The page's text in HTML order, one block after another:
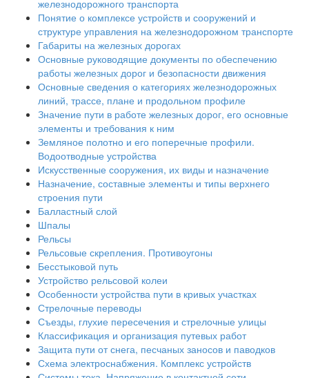
железнодорожного транспорта
Понятие о комплексе устройств и сооружений и
структуре управления на железнодорожном транспорте
Габариты на железных дорогах
Основные руководящие документы по обеспечению
работы железных дорог и безопасности движения
Основные сведения о категориях железнодорожных
линий, трассе, плане и продольном профиле
Значение пути в работе железных дорог, его основные
элементы и требования к ним
Земляное полотно и его поперечные профили.
Водоотводные устройства
Искусственные сооружения, их виды и назначение
Назначение, составные элементы и типы верхнего
строения пути
Балластный слой
Шпалы
Рельсы
Рельсовые скрепления. Противоугоны
Бесстыковой путь
Устройство рельсовой колеи
Особенности устройства пути в кривых участках
Стрелочные переводы
Съезды, глухие пересечения и стрелочные улицы
Классификация и организация путевых работ
Защита пути от снега, песчаных заносов и паводков
Схема электроснабжения. Комплекс устройств